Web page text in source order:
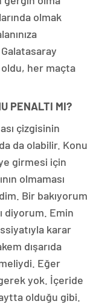
olmak
oldu, her maçta
PENALTI MI?
çizgisinin
da olabilir. Konu
girmesi için
olmaması
Bir bakıyorum
diyorum. Emin
karar
dışarıda
Eğer
yok. İçeride
olduğu gibi.